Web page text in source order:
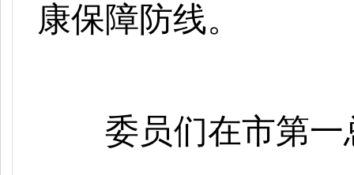
康保障防线。
委员们在市第